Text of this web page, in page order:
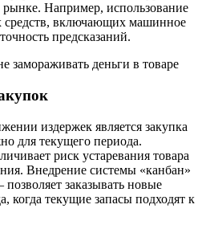
Например, использование
включающих машинное
предсказаний.
издержек является закупка
для текущего периода.
риск устаревания товара
Внедрение системы «канбан»
заказывать новые
когда текущие запасы подходят к